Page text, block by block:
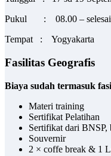
Pukul : 08.00 – selesai
Tempat : Yogyakarta
Fasilitas Geografis
Biaya sudah termasuk
Materi training
Sertifikat Pelatihan
Sertifikat dari BNSP,
Souvernir
2 × coffe break & 1